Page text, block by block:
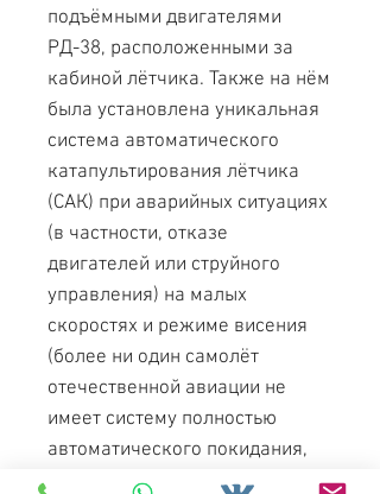
подъёмными двигателями
РД-38, расположенными за
кабиной лётчика. Также на нём
была установлена уникальная
система автоматического
катапультирования лётчика
(САК) при аварийных ситуациях
(в частности, отказе
двигателей или струйного
управления) на малых
скоростях и режиме висения
(более ни один самолёт
отечественной авиации не
имеет систему полностью
автоматического покидания,
решающую за лётчика).